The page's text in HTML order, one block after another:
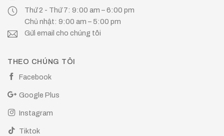
Thứ 2 - Thứ 7: 9:00 am – 6:00 pm
Chủ nhật: 9:00 am – 5:00 pm
Gửi email cho chúng tôi
THEO CHÚNG TÔI
Facebook
Google Plus
Instagram
Tiktok